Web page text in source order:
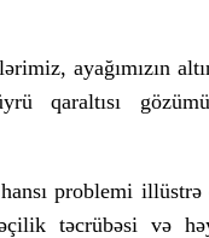
ayağımızın
qaraltısı
problemi illüstrə
təcrübəsi və